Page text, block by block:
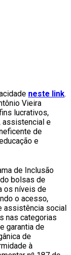
neste link.
Vieira
lucrativos,
assistencial e
de
e
de Inclusão
bolsas de
os níveis de
o acesso,
assistência social
nas categorias
garantia de
de
à